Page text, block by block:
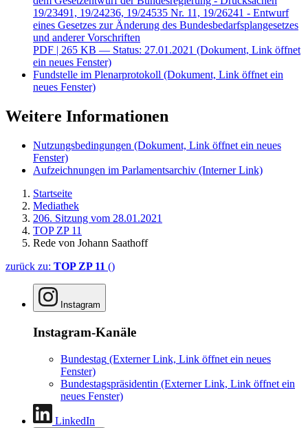
19/23491, 19/24236, 19/24535 Nr. 11, 19/26241 - Entwurf
eines Gesetzes zur Änderung des Bundesbedarfsplangesetzes
und anderer Vorschriften
PDF | 265 KB — Status: 27.01.2021 (Dokument, Link öffnet
ein neues Fenster)
Fundstelle im Plenarprotokoll (Dokument, Link öffnet ein
neues Fenster)
Weitere Informationen
Nutzungsbedingungen (Dokument, Link öffnet ein neues
Fenster)
Aufzeichnungen im Parlamentsarchiv (Interner Link)
Startseite
Mediathek
206. Sitzung vom 28.01.2021
TOP ZP 11
Rede von Johann Saathoff
zurück zu: TOP ZP 11 ()
Instagram
Instagram-Kanäle
Bundestag (Externer Link, Link öffnet ein neues
Fenster)
Bundestagspräsidentin (Externer Link, Link öffnet ein
neues Fenster)
LinkedIn